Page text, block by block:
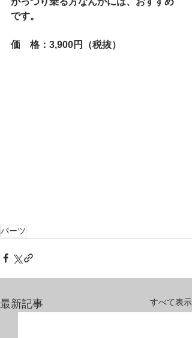
です。
価　格：3,900円（税抜）
パーツ
最新記事 すべて表示